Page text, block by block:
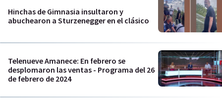
Hinchas de Gimnasia insultaron y
abuchearon a Sturzenegger en el clásico
Telenueve Amanece: En febrero se
desplomaron las ventas - Programa del 26
de febrero de 2024